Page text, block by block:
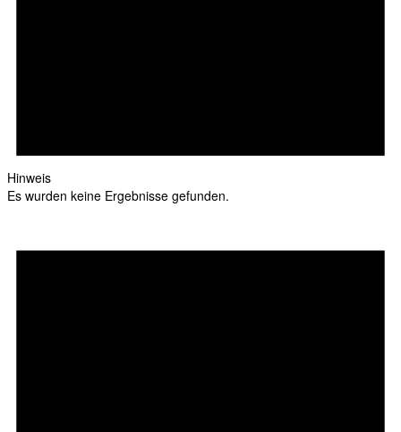
Hinweis
Es wurden keine Ergebnisse gefunden.